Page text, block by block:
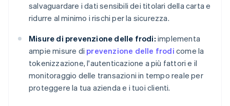
salvaguardare i dati sensibili dei titolari della carta e
ridurre al minimo i rischi per la sicurezza.
Misure di prevenzione delle frodi: implementa
ampie misure di prevenzione delle frodi come la
tokenizzazione, l'autenticazione a più fattori e il
monitoraggio delle transazioni in tempo reale per
proteggere la tua azienda e i tuoi clienti.